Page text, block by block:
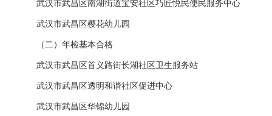
武汉市武昌区南湖街道宝安社区巧匠悦民便民服务中心
武汉市武昌区樱花幼儿园
（二）年检基本合格
武汉市武昌区首义路街长湖社区卫生服务站
武汉市武昌区透明和谐社区促进中心
武汉市武昌区华锦幼儿园